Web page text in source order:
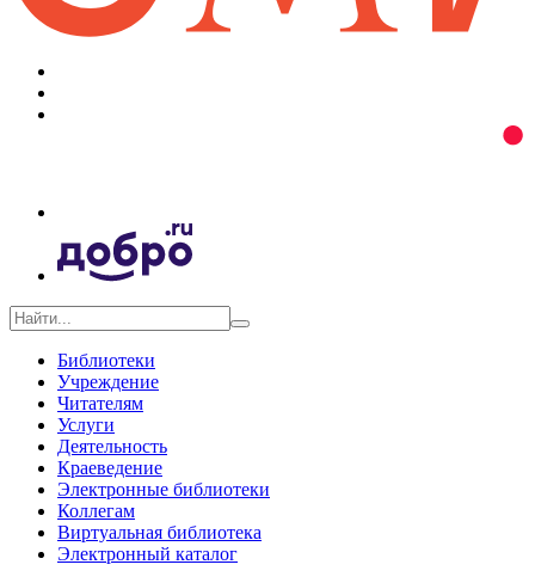
Библиотеки
Учреждение
Читателям
Услуги
Деятельность
Краеведение
Электронные библиотеки
Коллегам
Виртуальная библиотека
Электронный каталог